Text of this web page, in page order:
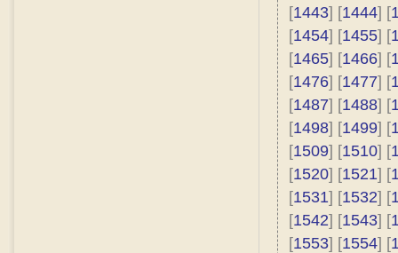
[1443] [1444] [
[1454] [1455] [
[1465] [1466] [
[1476] [1477] [
[1487] [1488] [
[1498] [1499] [
[1509] [1510] [
[1520] [1521] [
[1531] [1532] [
[1542] [1543] [
[1553] [1554] [